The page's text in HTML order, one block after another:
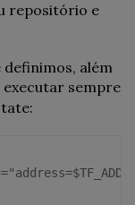
repositório e
definimos, além
executar sempre